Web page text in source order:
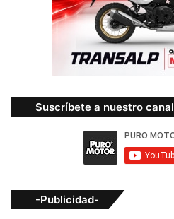
Suscríbete a nuestro canal
-Publicidad-